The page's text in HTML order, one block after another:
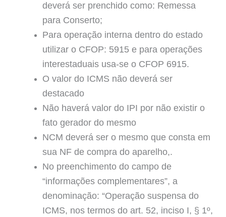
deverá ser prenchido como: Remessa
para Conserto;
Para operação interna dentro do estado
utilizar o CFOP: 5915 e para operações
interestaduais usa-se o CFOP 6915.
O valor do ICMS não deverá ser
destacado
Não haverá valor do IPI por não existir o
fato gerador do mesmo
NCM deverá ser o mesmo que consta em
sua NF de compra do aparelho,.
No preenchimento do campo de
“informações complementares”, a
denominação: “Operação suspensa do
ICMS, nos termos do art. 52, inciso I, § 1º,